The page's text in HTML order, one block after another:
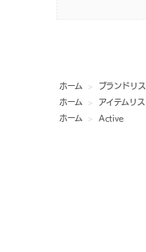
ホーム > ブランドリ
ホーム
> アイテムリ
ホーム
> Active